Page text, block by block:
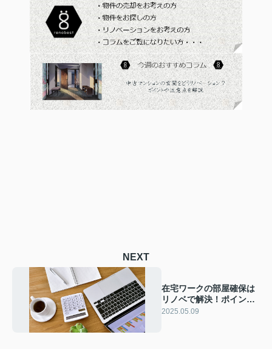
NEXT
在宅ワークの部屋確保は
リノベで解決！ポイント
や注意点をご紹介
2025.05.09